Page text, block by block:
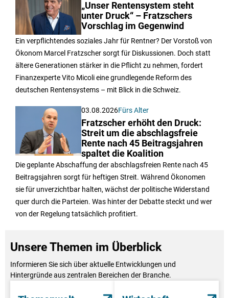
„Unser Rentensystem steht
unter Druck“ – Fratzschers
Vorschlag im Gegenwind
Ein verpflichtendes soziales Jahr für Rentner? Der Vorstoß von
Ökonom Marcel Fratzscher sorgt für Diskussionen. Doch statt
ältere Generationen stärker in die Pflicht zu nehmen, fordert
Finanzexperte Vito Micoli eine grundlegende Reform des
deutschen Rentensystems – mit Blick in die Schweiz.
03.08.2026Fürs Alter
Fratzscher erhöht den Druck:
Streit um die abschlagsfreie
Rente nach 45 Beitragsjahren
spaltet die Koalition
Die geplante Abschaffung der abschlagsfreien Rente nach 45
Beitragsjahren sorgt für heftigen Streit. Während Ökonomen
sie für unverzichtbar halten, wächst der politische Widerstand
quer durch die Parteien. Was hinter der Debatte steckt und wer
von der Regelung tatsächlich profitiert.
Unsere Themen im Überblick
Informieren Sie sich über aktuelle Entwicklungen und
Hintergründe aus zentralen Bereichen der Branche.